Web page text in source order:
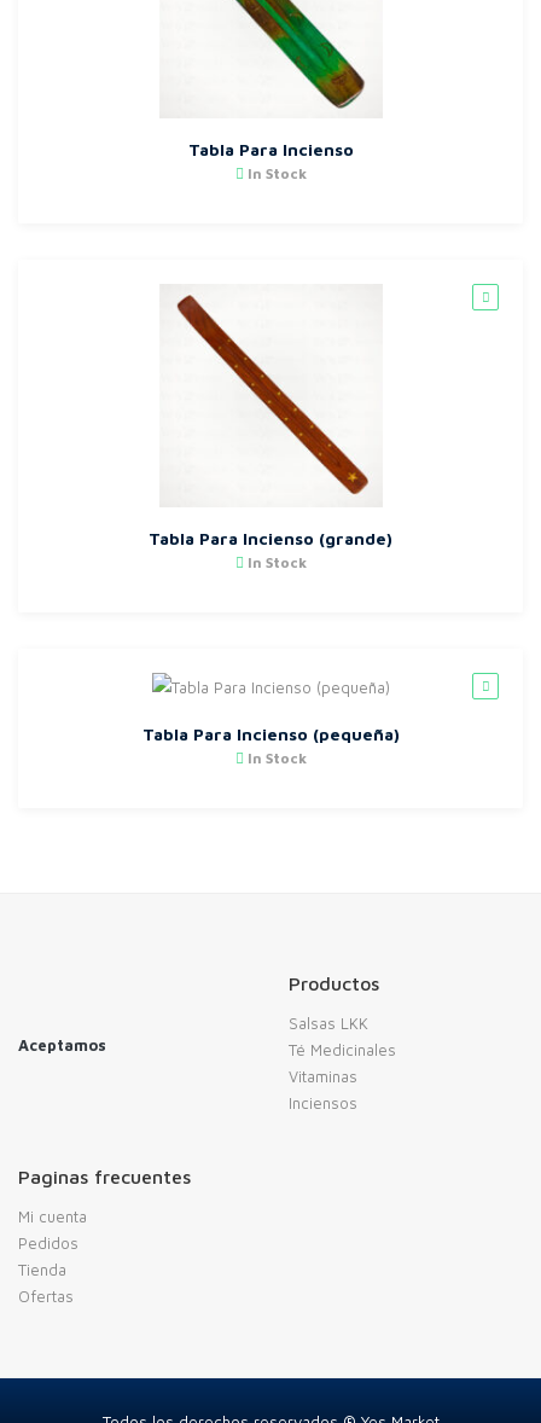
Tabla Para Incienso
In Stock
Tabla Para Incienso (grande)
In Stock
Tabla Para Incienso (pequeña)
In Stock
Aceptamos
Productos
Salsas LKK
Té Medicinales
Vitaminas
Inciensos
Paginas frecuentes
Mi cuenta
Pedidos
Tienda
Ofertas